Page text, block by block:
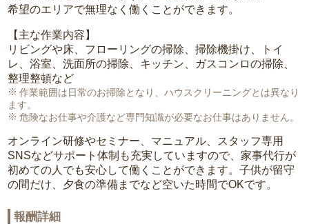
希望のエリアで無理なく働くことができます。
【主な作業内容】
リビングや床、フローリングの掃除、掃除機掛け、トイ
レ、浴室、洗面所の掃除、キッチン、ガスコンロの掃除、
整理整頓など
作業範囲は日常のお掃除となり、ハウスクリーニングとは異なり
ます。
危険なお仕事や介護など専門知識が必要なお仕事はありません。
オンライン研修やセミナー、マニュアル、スタッフ専用
SNSなどサポート体制も充実していますので、家事代行が
初めての人でも安心して働くことができます。子供が留守
の間だけ、夕食の準備までなど空いた時間でOKです。
報酬詳細